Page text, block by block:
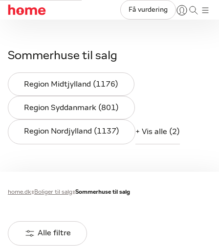
Få vurdering
Sommerhuse til salg
Region Midtjylland (1176)
Region Syddanmark (801)
Region Nordjylland (1137) + Vis alle (2)
home.dk Boliger til salg Sommerhuse til salg
Alle filtre